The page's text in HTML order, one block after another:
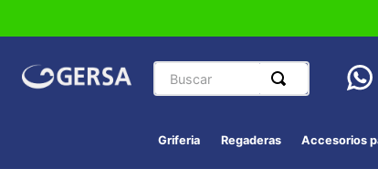
Buscar
Griferia Regaderas Accesorios